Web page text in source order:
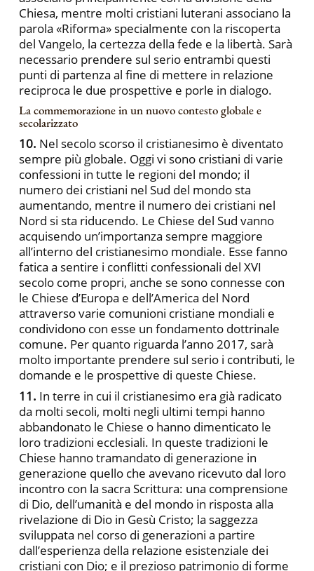
Chiesa, mentre molti cristiani luterani associano la
parola «Riforma» specialmente con la riscoperta
del Vangelo, la certezza della fede e la libertà. Sarà
necessario prendere sul serio entrambi questi
punti di partenza al fine di mettere in relazione
reciproca le due prospettive e porle in dialogo.
La commemorazione in un nuovo contesto globale e
secolarizzato
10. Nel secolo scorso il cristianesimo è diventato
sempre più globale. Oggi vi sono cristiani di varie
confessioni in tutte le regioni del mondo; il
numero dei cristiani nel Sud del mondo sta
aumentando, mentre il numero dei cristiani nel
Nord si sta riducendo. Le Chiese del Sud vanno
acquisendo un’importanza sempre maggiore
all’interno del cristianesimo mondiale. Esse fanno
fatica a sentire i conflitti confessionali del XVI
secolo come propri, anche se sono connesse con
le Chiese d’Europa e dell’America del Nord
attraverso varie comunioni cristiane mondiali e
condividono con esse un fondamento dottrinale
comune. Per quanto riguarda l’anno 2017, sarà
molto importante prendere sul serio i contributi, le
domande e le prospettive di queste Chiese.
11. In terre in cui il cristianesimo era già radicato
da molti secoli, molti negli ultimi tempi hanno
abbandonato le Chiese o hanno dimenticato le
loro tradizioni ecclesiali. In queste tradizioni le
Chiese hanno tramandato di generazione in
generazione quello che avevano ricevuto dal loro
incontro con la sacra Scrittura: una comprensione
di Dio, dell’umanità e del mondo in risposta alla
rivelazione di Dio in Gesù Cristo; la saggezza
sviluppata nel corso di generazioni a partire
dall’esperienza della relazione esistenziale dei
cristiani con Dio; e il prezioso patrimonio di forme